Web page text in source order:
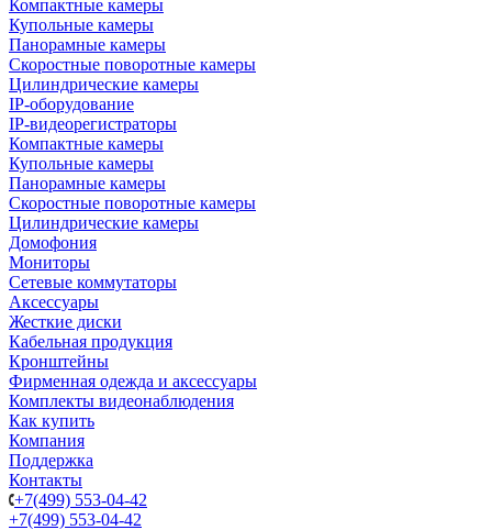
Компактные камеры
Купольные камеры
Панорамные камеры
Скоростные поворотные камеры
Цилиндрические камеры
IP-оборудование
IP-видеорегистраторы
Компактные камеры
Купольные камеры
Панорамные камеры
Скоростные поворотные камеры
Цилиндрические камеры
Домофония
Мониторы
Сетевые коммутаторы
Аксессуары
Жесткие диски
Кабельная продукция
Кронштейны
Фирменная одежда и аксессуары
Комплекты видеонаблюдения
Как купить
Компания
Поддержка
Контакты
+7(499) 553-04-42
+7(499) 553-04-42